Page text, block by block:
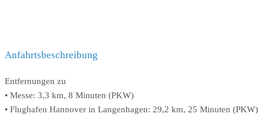
Anfahrtsbeschreibung
Entfernungen zu
• Messe: 3,3 km, 8 Minuten (PKW)
• Flughafen Hannover in Langenhagen: 29,2 km, 25 Minuten (PKW)